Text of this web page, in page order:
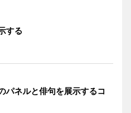
する
パネルと俳句を展示するコ